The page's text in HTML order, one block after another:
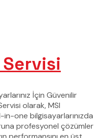
İçin Güvenilir
olarak, MSI
one bilgisayarlarınızda
profesyonel çözümler